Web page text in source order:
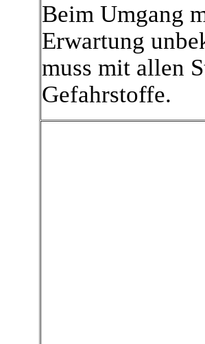
Beim Umgang
Erwartung
muss mit allen
Gefahrstoffe.